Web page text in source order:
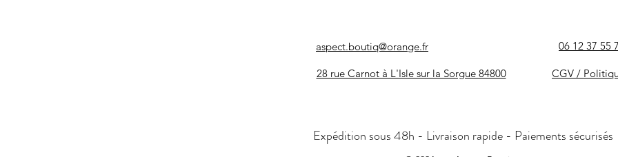
aspect.boutiq@orange.fr 06 12 37 55
28 rue Carnot à L'Isle sur la Sorgue 84800 CGV /
Expédition sous 48h - Livraison rapide - Paiements sécurisés